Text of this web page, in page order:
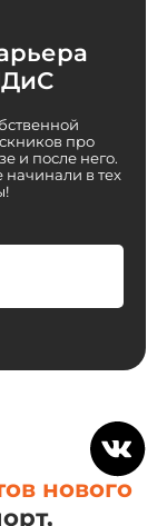
про
и после него.
в тех
нового